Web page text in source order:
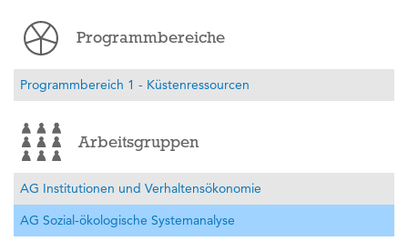
Programmbereiche
Programmbereich 1 - Küstenressourcen
Arbeitsgruppen
AG Institutionen und Verhaltensökonomie
AG Sozial-ökologische Systemanalyse